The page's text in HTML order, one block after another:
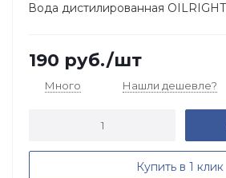
Вода дистилированная
190 руб./шт
Много Нашли дешевле?
Купить в 1 клик